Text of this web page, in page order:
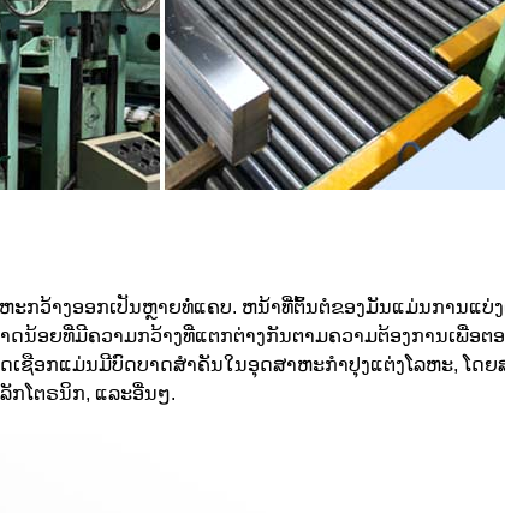
ະກວ້າງອອກເປັນຫຼາຍທໍ່ແຄບ. ຫນ້າທີ່ຕົ້ນຕໍຂອງມັນແມ່ນການແບ່
ນ້ອຍທີ່ມີຄວາມກວ້າງທີ່ແຕກຕ່າງກັນຕາມຄວາມຕ້ອງການເພື່ອຕ
ເຊືອກແມ່ນມີບົດບາດສໍາຄັນໃນອຸດສາຫະກໍາປຸງແຕ່ງໂລຫະ, ໂດຍ
ກໂຕຣນິກ, ແລະອື່ນໆ.